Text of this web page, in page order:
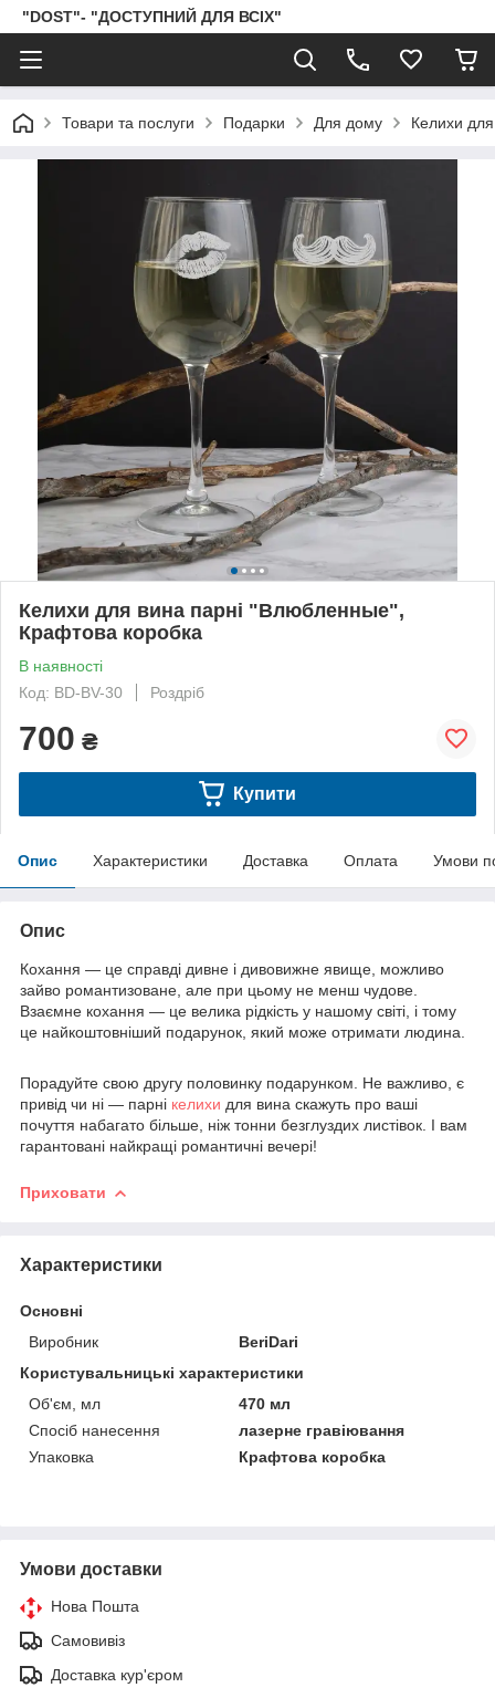
"DOST"- "ДОСТУПНИЙ ДЛЯ ВСІХ"
Товари та послуги Подарки Для дому Келихи
Келихи для вина парні "Влюбленные",
Крафтова коробка
В наявності
Код: BD-BV-30
Роздріб
700 ₴
Купити
Опис Характеристики Доставка Оплата Умови
Опис
Кохання — це справді дивне і дивовижне явище, можливо
зайво романтизоване, але при цьому не менш чудове.
Взаємне кохання — це велика рідкість у нашому світі, і тому
це найкоштовніший подарунок, який може отримати людина.
Порадуйте свою другу половинку подарунком. Не важливо, є
привід чи ні — парні келихи для вина скажуть про ваші
почуття набагато більше, ніж тонни безглуздих листівок. І вам
гарантовані найкращі романтичні вечері!
Приховати
Характеристики
Основні
Виробник
BeriDari
Користувальницькі характеристики
Об'єм, мл
470 мл
Спосіб нанесення
лазерне гравіювання
Упаковка
Крафтова коробка
Умови доставки
Нова Пошта
Самовивіз
Доставка кур'єром